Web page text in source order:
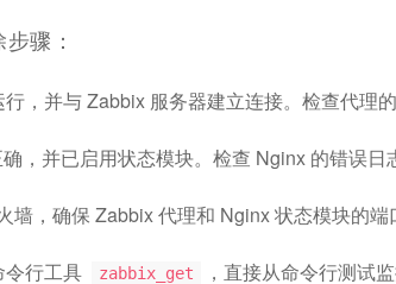
骤：
行，并与 Zabbix 服务器建立连接。检查代理
，并已启用状态模块。检查 Nginx 的错误日
墙，确保 Zabbix 代理和 Nginx 状态模块的端
令行工具 zabbix_get
，直接从命令行测试